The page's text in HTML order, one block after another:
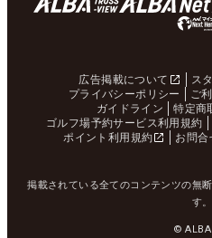
広告掲載について ス
プライバシーポリシー
ご
ガイドライン
特定商
ゴルフ場予約サービス利用規約
ポイント利用規約
お問合
掲載されている全てのコンテンツの無
す。
©